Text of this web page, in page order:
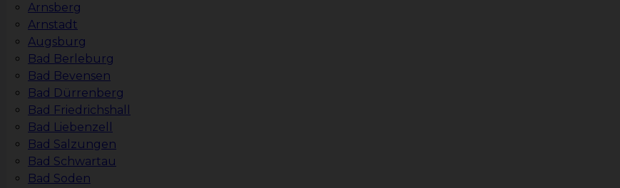
Arnsberg
Arnstadt
Augsburg
Bad Berleburg
Bad Bevensen
Bad Dürrenberg
Bad Friedrichshall
Bad Liebenzell
Bad Salzungen
Bad Schwartau
Bad Soden